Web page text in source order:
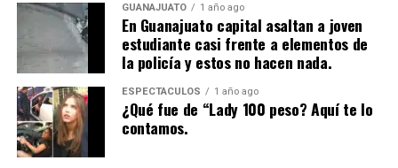
GUANAJUATO 1 año ago
En Guanajuato capital asaltan a joven
estudiante casi frente a elementos de
la policía y estos no hacen nada.
ESPECTÁCULOS 1 año ago
¿Qué fue de “Lady 100 peso? Aquí te lo
contamos.